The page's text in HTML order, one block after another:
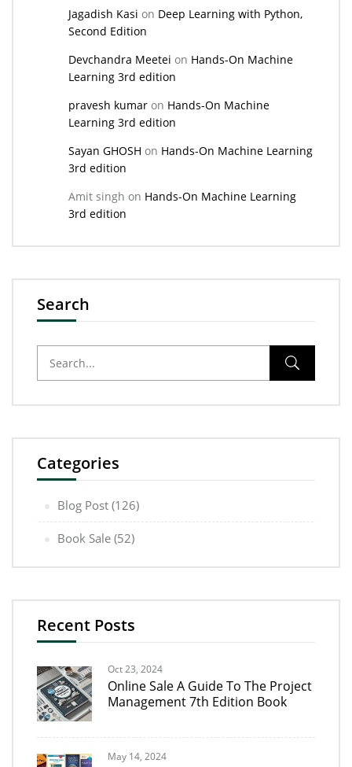
Jagadish Kasi on Deep Learning with Python,
Second Edition
Devchandra Meetei on Hands-On Machine
Learning 3rd edition
pravesh kumar on Hands-On Machine
Learning 3rd edition
Sayan GHOSH on Hands-On Machine Learning
3rd edition
Amit singh on Hands-On Machine Learning
3rd edition
Search
Categories
Blog Post (126)
Book Sale (52)
Recent Posts
Oct 23, 2024
Online Sale A Guide To The Project
Management 7th Edition Book
May 14, 2024